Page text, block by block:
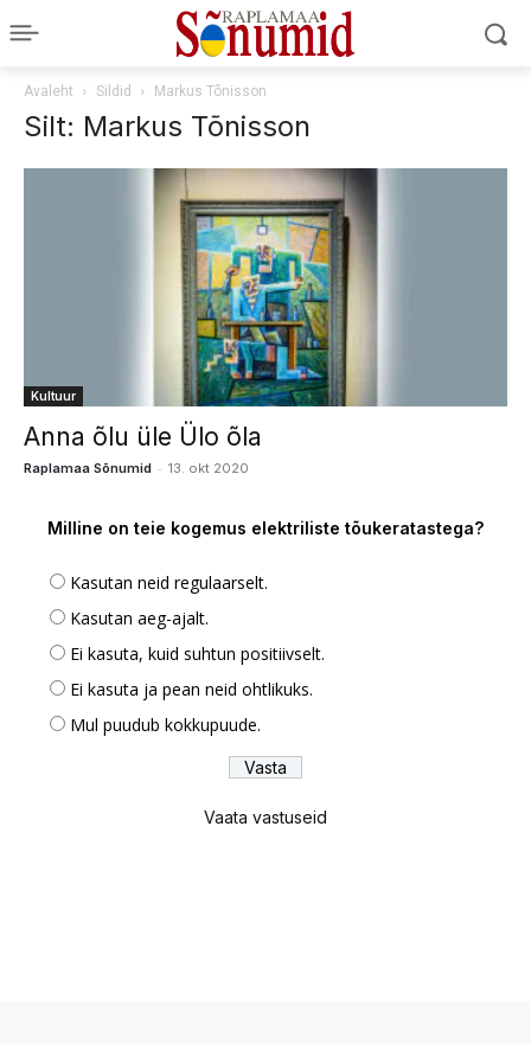
Avaleht Sildid Markus Tõnisson
Silt: Markus Tõnisson
Kultuur
Anna õlu üle Ülo õla
Raplamaa Sõnumid - 13. okt 2020
Milline on teie kogemus elektriliste tõukeratastega?
Kasutan neid regulaarselt.
Kasutan aeg-ajalt.
Ei kasuta, kuid suhtun positiivselt.
Ei kasuta ja pean neid ohtlikuks.
Mul puudub kokkupuude.
Vaata vastuseid